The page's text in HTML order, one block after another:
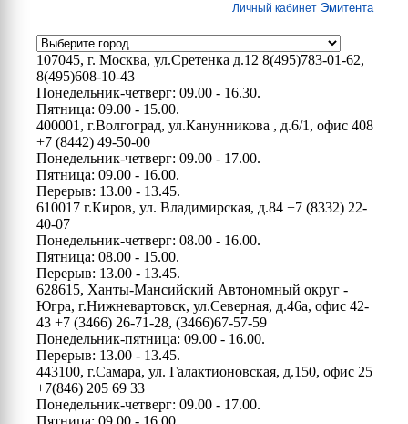
Личный кабинет Эмитента
107045, г. Москва, ул.Сретенка д.12 8(495)783-01-62,
8(495)608-10-43
Понедельник-четверг: 09.00 - 16.30.
Пятница: 09.00 - 15.00.
400001, г.Волгоград, ул.Канунникова , д.6/1, офис 408
+7 (8442) 49-50-00
Понедельник-четверг: 09.00 - 17.00.
Пятница: 09.00 - 16.00.
Перерыв: 13.00 - 13.45.
610017 г.Киров, ул. Владимирская, д.84 +7 (8332) 22-
40-07
Понедельник-четверг: 08.00 - 16.00.
Пятница: 08.00 - 15.00.
Перерыв: 13.00 - 13.45.
628615, Ханты-Мансийский Автономный округ -
Югра, г.Нижневартовск, ул.Северная, д.46а, офис 42-
43 +7 (3466) 26-71-28, (3466)67-57-59
Понедельник-пятница: 09.00 - 16.00.
Перерыв: 13.00 - 13.45.
443100, г.Самара, ул. Галактионовская, д.150, офис 25
+7(846) 205 69 33
Понедельник-четверг: 09.00 - 17.00.
Пятница: 09.00 - 16.00.